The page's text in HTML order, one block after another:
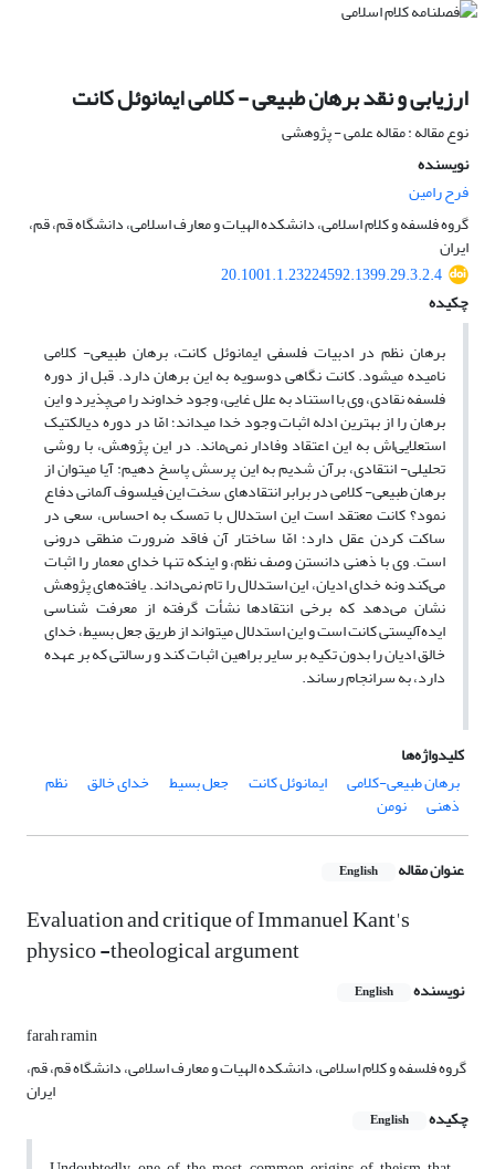
ارزیابی و نقد برهان طبیعی - کلامی ایمانوئل کانت
نوع مقاله : مقاله علمی - پژوهشی
نویسنده
فرح رامین
گروه فلسفه و کلام اسلامی، دانشکده الهیات و معارف اسلامی، دانشگاه قم، قم،
ایران
20.1001.1.23224592.1399.29.3.2.4
چکیده
برهان نظم در ادبیات فلسفی ایمانوئل کانت، برهان طبیعی- کلامی
نامیده می‎شود. کانت نگاهی دوسویه به این برهان دارد. قبل از دوره
فلسفه نقادی، وی با استناد به علل غایی، وجود خداوند را می‌پذیرد و این
برهان را از بهترین ادله اثبات وجود خدا می‎داند؛ امّا در دوره دیالکتیک
استعلایی‌اش به این اعتقاد وفادار نمی‌ماند. در این پژوهش، با روشی
تحلیلی- انتقادی، برآن شدیم به این پرسش پاسخ دهیم: آیا می‎توان از
برهان طبیعی- کلامی در برابر انتقادهای سخت این فیلسوف آلمانی دفاع
نمود؟ کانت معتقد است این استدلال با تمسک به احساس، سعی در
ساکت کردن عقل دارد؛ امّا ساختار آن فاقد ضرورت منطقی درونی
است. وی با ذهنی دانستن وصف نظم، و اینکه تنها خدای معمار را اثبات
می‌کند ونه خدای ادیان، این استدلال را تام نمی‌داند. یافته‌های پژوهش
نشان می‌دهد که برخی انتقادها نشأت گرفته از معرفت شناسی
ایده‌آلیستی کانت است و این استدلال می‎تواند از طریق جعل بسیط، خدای
خالق ادیان را بدون تکیه بر سایر براهین اثبات کند و رسالتی که بر عهده
دارد، به سرانجام رساند.
کلیدواژه‌ها
برهان طبیعی-کلامی
ایمانوئل کانت جعل بسیط خدای خالق نظم
ذهنی نومن
عنوان مقاله English
Evaluation and critique of Immanuel Kant's
physico -theological argument
نویسنده English
farah ramin
گروه فلسفه و کلام اسلامی، دانشکده الهیات و معارف اسلامی، دانشگاه قم، قم،
ایران
چکیده
English